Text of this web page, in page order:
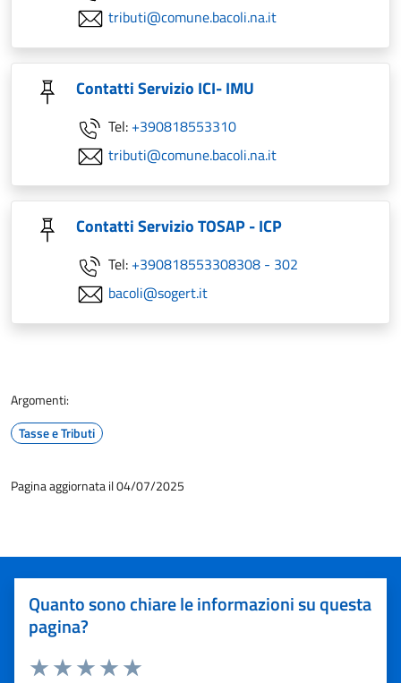
tributi@comune.bacoli.na.it
Contatti Servizio ICI- IMU
Tel: +390818553310
tributi@comune.bacoli.na.it
Contatti Servizio TOSAP - ICP
Tel: +390818553308308 - 302
bacoli@sogert.it
Argomenti:
Tasse e Tributi
Pagina aggiornata il 04/07/2025
Quanto sono chiare le informazioni su questa
pagina?